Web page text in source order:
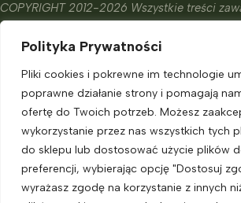
Polityka Prywatności
Pliki cookies i pokrewne im technologie
poprawne działanie strony i pomagają
ofertę do Twoich potrzeb. Możesz
wykorzystanie przez nas wszystkich tych
do sklepu lub dostosować użycie plików
preferencji, wybierając opcję "Dostosuj
wyrażasz zgodę na korzystanie z innych
COPYRIGHT 2012-2026 Wszystkie treści
edukacyjny, informacyjny oraz
chorobom. Nie zastąpią one porady
zadbać.
Informacje dla
Moje konto
Polityka prywatności